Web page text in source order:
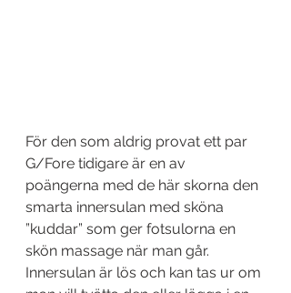
För den som aldrig provat ett par
G/Fore tidigare är en av
poängerna med de här skorna den
smarta innersulan med sköna
”kuddar” som ger fotsulorna en
skön massage när man går.
Innersulan är lös och kan tas ur om